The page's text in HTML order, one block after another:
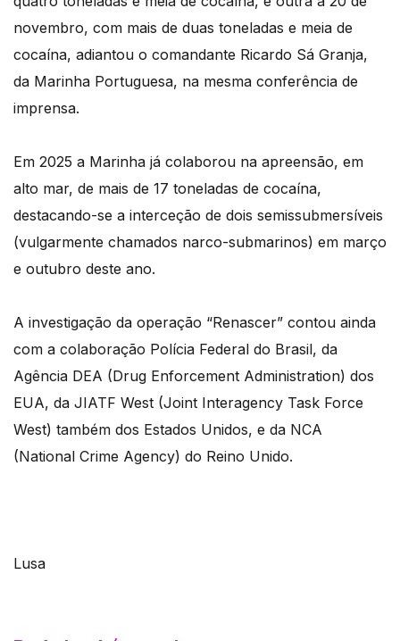
novembro, com mais de duas toneladas e meia de
cocaína, adiantou o comandante Ricardo Sá Granja,
da Marinha Portuguesa, na mesma conferência de
imprensa.
Em 2025 a Marinha já colaborou na apreensão, em
alto mar, de mais de 17 toneladas de cocaína,
destacando-se a interceção de dois semissubmersíveis
(vulgarmente chamados narco-submarinos) em março
e outubro deste ano.
A investigação da operação “Renascer” contou ainda
com a colaboração Polícia Federal do Brasil, da
Agência DEA (Drug Enforcement Administration) dos
EUA, da JIATF West (Joint Interagency Task Force
West) também dos Estados Unidos, e da NCA
(National Crime Agency) do Reino Unido.
Lusa